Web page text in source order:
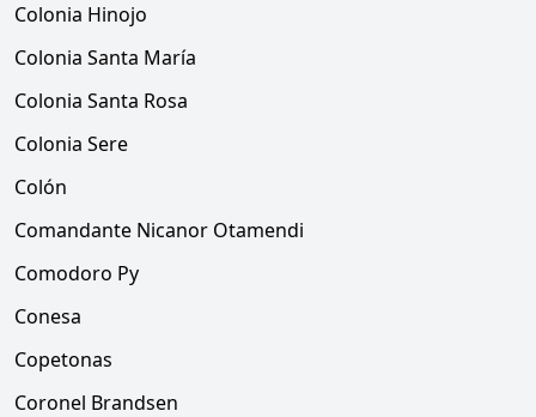
Colonia Hinojo
Colonia Santa María
Colonia Santa Rosa
Colonia Sere
Colón
Comandante Nicanor Otamendi
Comodoro Py
Conesa
Copetonas
Coronel Brandsen